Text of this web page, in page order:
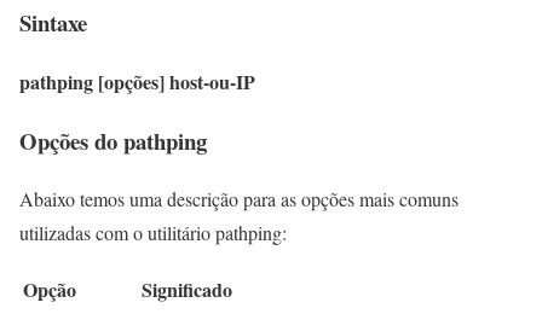
Sintaxe
pathping [opções] host-ou-IP
Opções do pathping
Abaixo temos uma descrição para as opções mais comuns
utilizadas com o utilitário pathping:
Opção Significado